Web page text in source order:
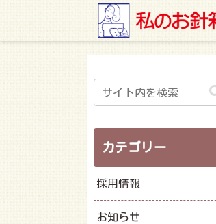
カテゴリー
採用情報
お知らせ